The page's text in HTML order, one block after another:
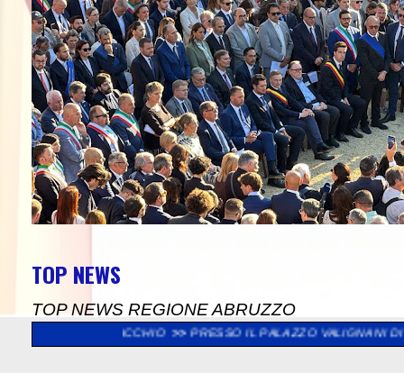
TOP NEWS
TOP NEWS REGIONE ABRUZZO
PRESSO IL PALAZZO VALIGNANI DI